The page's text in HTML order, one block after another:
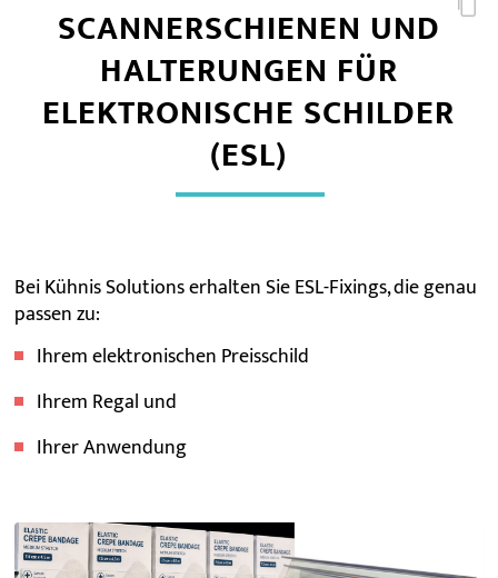
SCANNERSCHIENEN UND
HALTERUNGEN FÜR
ELEKTRONISCHE SCHILDER
(ESL)
Bei Kühnis Solutions erhalten Sie ESL-Fixings, die genau
passen zu:
Ihrem elektronischen Preisschild
Ihrem Regal und
Ihrer Anwendung